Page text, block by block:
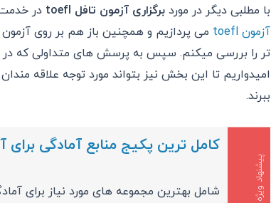
با مطلبی دیگر در موردبرگزاری آزمون تافل toefl
در
آزمون toefl
می پردازیم و همچنین باز هم بر روی
تر را بررسی میکنم. سپس به پرسش های متداولی که
امیدواریم تا این بخش نیز بتواند مورد توجه علاقه
ببرند.
پیشنهاد ویژه
کامل ترین پکیج منابع آمادگی برای
شامل بهترین مجموعه های مورد نیاز برای